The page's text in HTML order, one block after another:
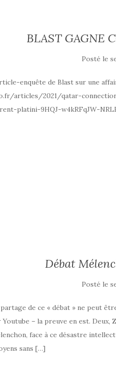
BLAST GAGNE
Posté le
enquête de Blast sur une
articles/2021/qatar-
platini-9HQJ-w4kRFqJW-
Débat
Posté le
de ce « débat » ne peut
Youtube – la preuve en est. Deux,
face à ce désastre
sans […]